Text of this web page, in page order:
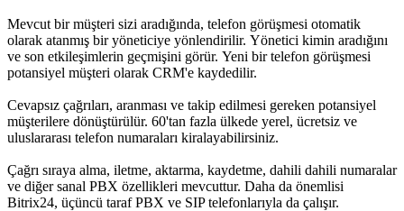
Mevcut bir müşteri sizi aradığında, telefon görüşmesi otomatik
olarak atanmış bir yöneticiye yönlendirilir. Yönetici kimin aradığını
ve son etkileşimlerin geçmişini görür. Yeni bir telefon görüşmesi
potansiyel müşteri olarak CRM'e kaydedilir.
Cevapsız çağrıları, aranması ve takip edilmesi gereken potansiyel
müşterilere dönüştürülür. 60'tan fazla ülkede yerel, ücretsiz ve
uluslararası telefon numaraları kiralayabilirsiniz.
Çağrı sıraya alma, iletme, aktarma, kaydetme, dahili dahili numaralar
ve diğer sanal PBX özellikleri mevcuttur. Daha da önemlisi
Bitrix24, üçüncü taraf PBX ve SIP telefonlarıyla da çalışır.